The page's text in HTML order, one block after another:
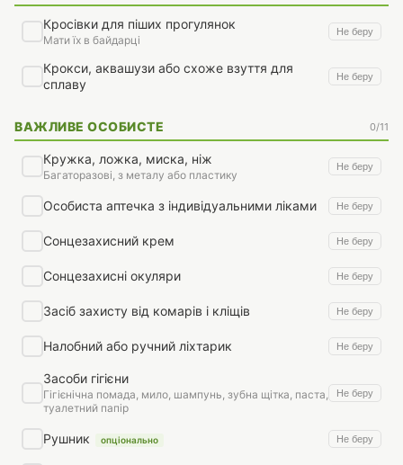
Кросівки для піших прогулянок
Мати їх в байдарці
Не беру
Крокси, аквашузи або схоже взуття для
сплаву
Не беру
ВАЖЛИВЕ ОСОБИСТЕ 0/11
Кружка, ложка, миска, ніж
Багаторазові, з металу або пластику
Не беру
Особиста аптечка з індивідуальними ліками Не беру
Сонцезахисний крем Не беру
Сонцезахисні окуляри Не беру
Засіб захисту від комарів і кліщів Не беру
Налобний або ручний ліхтарик Не беру
Засоби гігієни
Гігієнічна помада, мило, шампунь, зубна щітка, паста,
туалетний папір
Не беру
Рушник опціонально Не беру